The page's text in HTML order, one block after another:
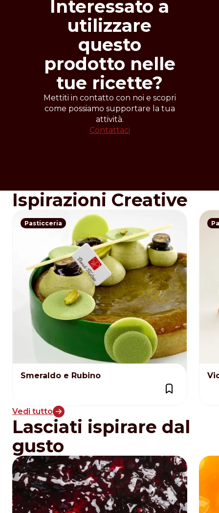
Interessato a
utilizzare
questo
prodotto nelle
tue ricette?
Mettiti in contatto con noi e scopri
come possiamo supportare la tua
attività.
Contattaci
Ispirazioni Creative
Pasticceria
Smeraldo e Rubino
Vedi tutto
Lasciati ispirare dal
gusto